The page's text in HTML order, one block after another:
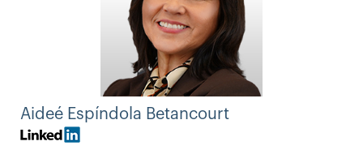
Aideé Espíndola Betancourt